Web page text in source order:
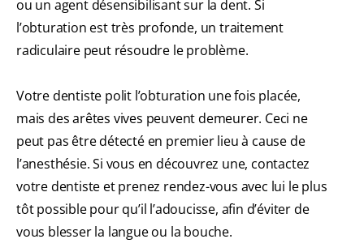
ou un agent désensibilisant sur la dent. Si
l’obturation est très profonde, un traitement
radiculaire peut résoudre le problème.
Votre dentiste polit l’obturation une fois placée,
mais des arêtes vives peuvent demeurer. Ceci ne
peut pas être détecté en premier lieu à cause de
l’anesthésie. Si vous en découvrez une, contactez
votre dentiste et prenez rendez-vous avec lui le plus
tôt possible pour qu’il l’adoucisse, afin d’éviter de
vous blesser la langue ou la bouche.